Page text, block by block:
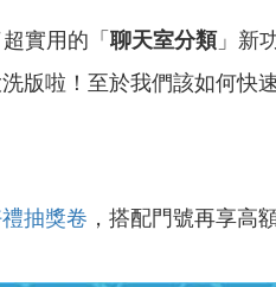
實用的「 聊天室分類 」新
版啦！至於我們該如何快
抽獎卷 ，搭配門號再享高